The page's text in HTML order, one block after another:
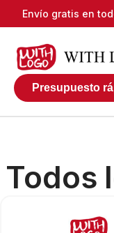
Envío gratis en
Presupuesto
Todos